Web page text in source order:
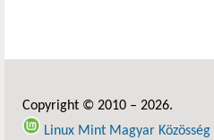
Copyright © 2010 – 2026.
Linux Mint Magyar Közösség